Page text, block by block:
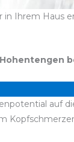
Ihrem Haus
auf